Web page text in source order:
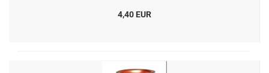
4,40 EUR